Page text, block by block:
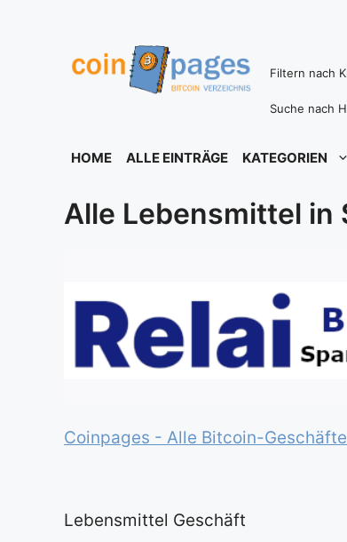
Filtern nach
Suche nach
HOME ALLE EINTRÄGE KATEGORIEN
Alle Lebensmittel in
Coinpages - Alle Bitcoin-
Lebensmittel Geschäft